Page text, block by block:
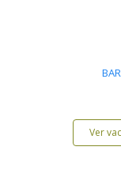
Ver